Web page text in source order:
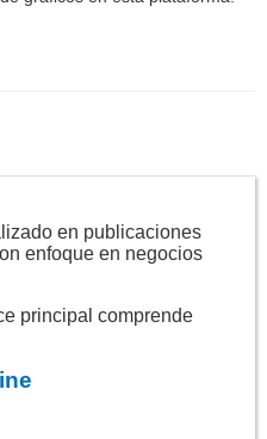
en publicaciones
enfoque en negocios
principal comprende